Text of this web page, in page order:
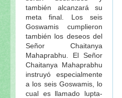
también alcanzará su
meta final. Los seis
Goswamis cumplieron
también los deseos del
Señor Chaitanya
Mahaprabhu. El Señor
Chaitanya Mahaprabhu
instruyó especialmente
a los seis Goswamis, lo
cual es llamado lupta-